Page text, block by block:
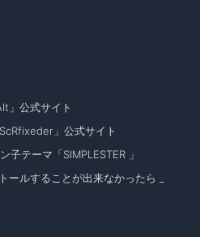
」公式サイト
」公式サイト
子テーマ「SIMPLESTER 」
ールすることが出来なかったら _